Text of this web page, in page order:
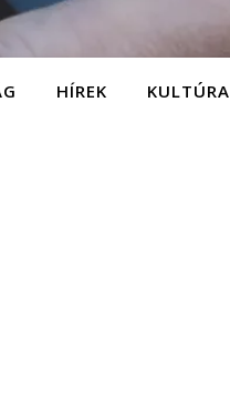
HÍREK KULTÚRA